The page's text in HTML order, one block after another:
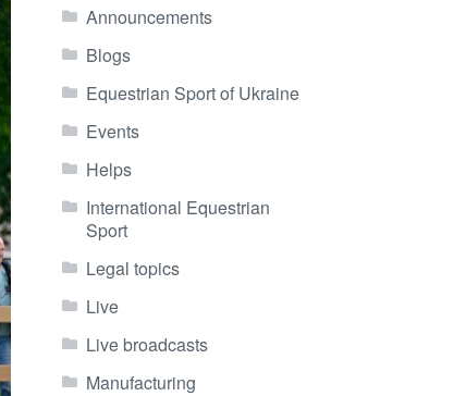
Announcements
Blogs
Equestrian Sport of Ukraine
Events
Helps
International Equestrian
Sport
Legal topics
Live
Live broadcasts
Manufacturing